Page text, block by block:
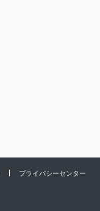
プライバシーセンター